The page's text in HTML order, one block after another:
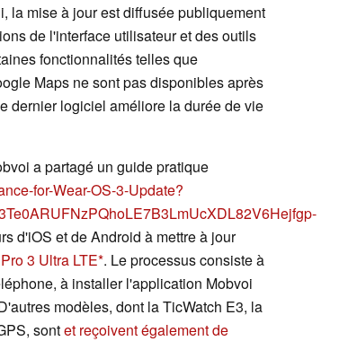
la mise à jour est diffusée publiquement
de l'interface utilisateur et des outils
fonctionnalités telles que
Maps ne sont pas disponibles après
dernier logiciel améliore la durée de vie
a partagé un guide pratique
for-Wear-OS-3-Update?
d'iOS et de Android à mettre à jour
3 Ultra LTE . Le processus consiste à
à installer l'application Mobvoi
modèles, dont la TicWatch E3, la
sontet reçoivent également de